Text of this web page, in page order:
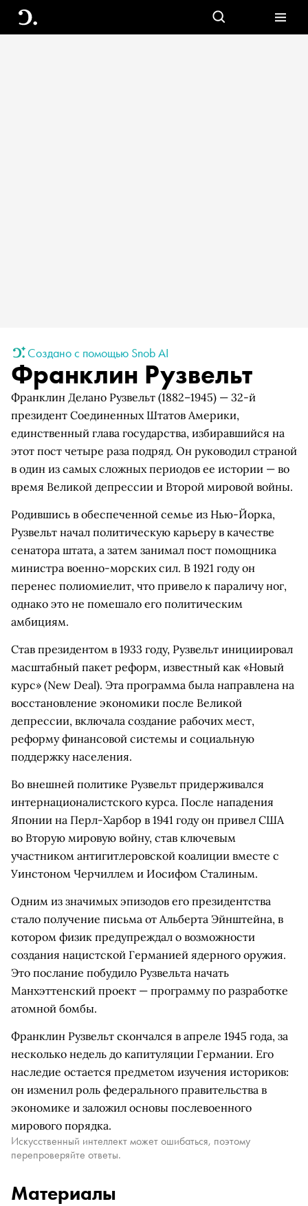
Создано с помощью Snob AI
Франклин Рузвельт
Франклин Делано Рузвельт (1882–1945) — 32-й
президент Соединенных Штатов Америки,
единственный глава государства, избиравшийся на
этот пост четыре раза подряд. Он руководил страной
в один из самых сложных периодов ее истории — во
время Великой депрессии и Второй мировой войны.
Родившись в обеспеченной семье из Нью-Йорка,
Рузвельт начал политическую карьеру в качестве
сенатора штата, а затем занимал пост помощника
министра военно-морских сил. В 1921 году он
перенес полиомиелит, что привело к параличу ног,
однако это не помешало его политическим
амбициям.
Став президентом в 1933 году, Рузвельт инициировал
масштабный пакет реформ, известный как «Новый
курс» (New Deal). Эта программа была направлена на
восстановление экономики после Великой
депрессии, включала создание рабочих мест,
реформу финансовой системы и социальную
поддержку населения.
Во внешней политике Рузвельт придерживался
интернационалистского курса. После нападения
Японии на Перл-Харбор в 1941 году он привел США
во Вторую мировую войну, став ключевым
участником антигитлеровской коалиции вместе с
Уинстоном Черчиллем и Иосифом Сталиным.
Одним из значимых эпизодов его президентства
стало получение письма от Альберта Эйнштейна, в
котором физик предупреждал о возможности
создания нацистской Германией ядерного оружия.
Это послание побудило Рузвельта начать
Манхэттенский проект — программу по разработке
атомной бомбы.
Франклин Рузвельт скончался в апреле 1945 года, за
несколько недель до капитуляции Германии. Его
наследие остается предметом изучения историков:
он изменил роль федерального правительства в
экономике и заложил основы послевоенного
мирового порядка.
Искусственный интеллект может ошибаться, поэтому
перепроверяйте ответы.
Материалы